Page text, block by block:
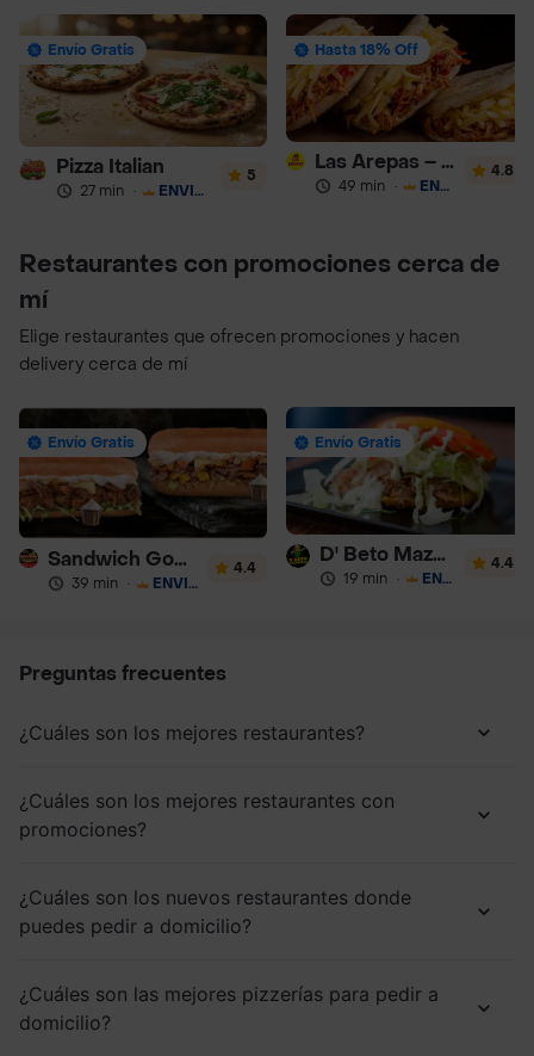
Envío Gratis
Pizza Italian
27 min · ENVÍO GRATIS
5
Hasta 18% Off
Las Arepas – Arepas Rellenas
49 min · ENVÍO GRATIS
4.8
Restaurantes con promociones cerca de
mí
Elige restaurantes que ofrecen promociones y hacen
delivery cerca de mí
Envío Gratis
Sandwich Gourmet Salsa de Ajo
39 min · ENVÍO GRATIS
4.4
Envío Gratis
D' Beto Mazorcada
19 min · ENVÍO GRATIS
4.4
Preguntas frecuentes
¿Cuáles son los mejores restaurantes?
¿Cuáles son los mejores restaurantes con
promociones?
¿Cuáles son los nuevos restaurantes donde
puedes pedir a domicilio?
¿Cuáles son las mejores pizzerías para pedir a
domicilio?